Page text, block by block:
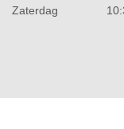
Zaterdag